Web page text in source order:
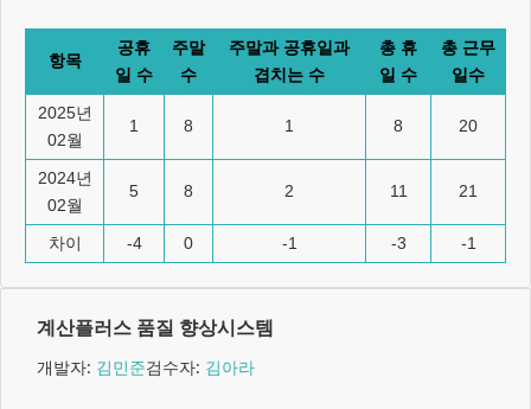
항목
공휴
일 수
주말
수
주말과 공휴일과
겹치는 수
총 휴
일 수
총 근무
일수
2025년
02월
1 8 1 8 20
2024년
02월
5 8 2 11 21
차이 -4 0 -1 -3 -1
계산플러스 품질 향상시스템
개발자: 김민준검수자: 김아라